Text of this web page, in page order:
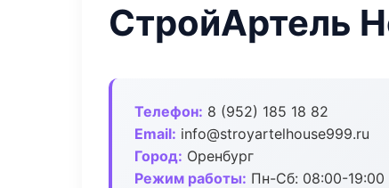
СтройАртель
Телефон: 8 (952) 185 18 82
Email: info@stroyartelhouse999.ru
Город: Оренбург
Режим работы: Пн-Сб: 08:00-19:00